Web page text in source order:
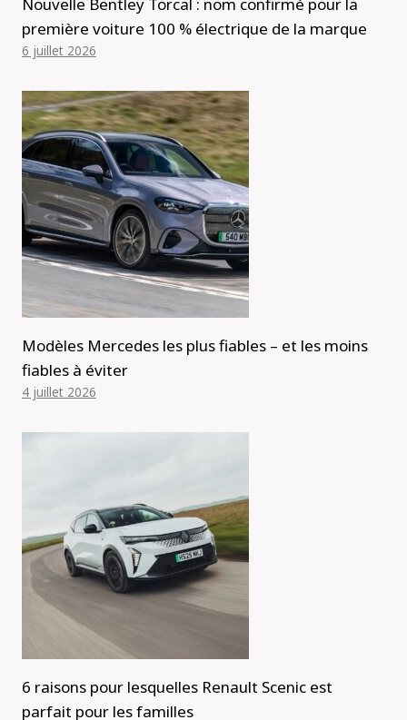
première voiture 100 % électrique de la marque
6 juillet 2026
Modèles Mercedes les plus fiables – et les moins
fiables à éviter
4 juillet 2026
6 raisons pour lesquelles Renault Scenic est
parfait pour les familles